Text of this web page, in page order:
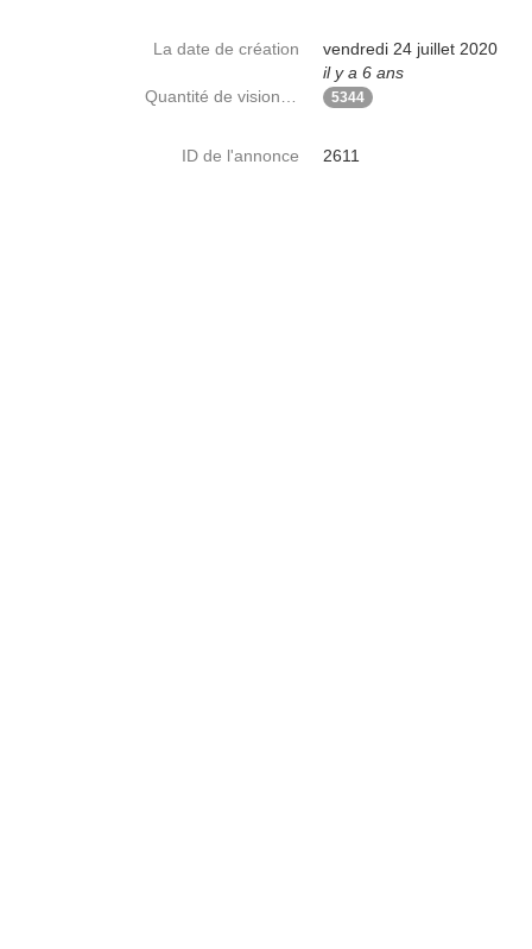
La date de création
vendredi 24 juillet 2020
il y a 6 ans
5344
ID de l'annonce 2611